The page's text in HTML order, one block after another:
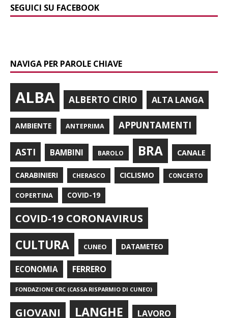
SEGUICI SU FACEBOOK
NAVIGA PER PAROLE CHIAVE
ALBA ALBERTO CIRIO ALTA LANGA
AMBIENTE ANTEPRIMA APPUNTAMENTI
ASTI BAMBINI BAROLO BRA CANALE
CARABINIERI CHERASCO CICLISMO CONCERTO
COPERTINA COVID-19
COVID-19 CORONAVIRUS
CULTURA CUNEO DATAMETEO
ECONOMIA FERRERO
FONDAZIONE CRC (CASSA RISPARMIO DI CUNEO)
GIOVANI LANGHE LAVORO